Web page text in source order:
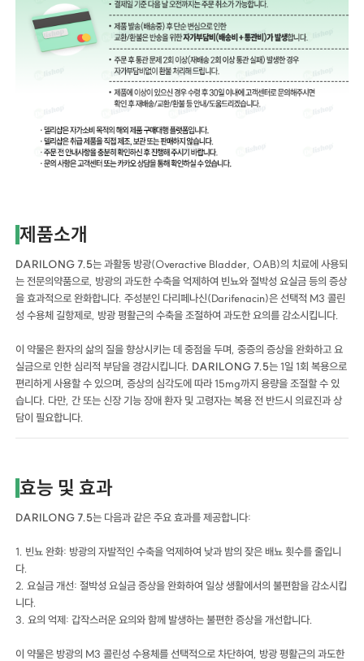
제품소개
DARILONG 7.5는 과활동 방광(Overactive Bladder, OAB)의 치료에 사용되
는 전문의약품으로, 방광의 과도한 수축을 억제하여 빈뇨와 절박성 요실금 등의 증상
을 효과적으로 완화합니다. 주성분인 다리페나신(Darifenacin)은 선택적 M3 콜린
성 수용체 길항제로, 방광 평활근의 수축을 조절하여 과도한 요의를 감소시킵니다.
이 약물은 환자의 삶의 질을 향상시키는 데 중점을 두며, 중증의 증상을 완화하고 요
실금으로 인한 심리적 부담을 경감시킵니다. DARILONG 7.5는 1일 1회 복용으로
편리하게 사용할 수 있으며, 증상의 심각도에 따라 15mg까지 용량을 조절할 수 있
습니다. 다만, 간 또는 신장 기능 장애 환자 및 고령자는 복용 전 반드시 의료진과 상
담이 필요합니다.
효능 및 효과
DARILONG 7.5는 다음과 같은 주요 효과를 제공합니다:
1. 빈뇨 완화: 방광의 자발적인 수축을 억제하여 낮과 밤의 잦은 배뇨 횟수를 줄입니
다.
2. 요실금 개선: 절박성 요실금 증상을 완화하여 일상 생활에서의 불편함을 감소시킵
니다.
3. 요의 억제: 갑작스러운 요의와 함께 발생하는 불편한 증상을 개선합니다.
이 약물은 방광의 M3 콜린성 수용체를 선택적으로 차단하여, 방광 평활근의 과도한